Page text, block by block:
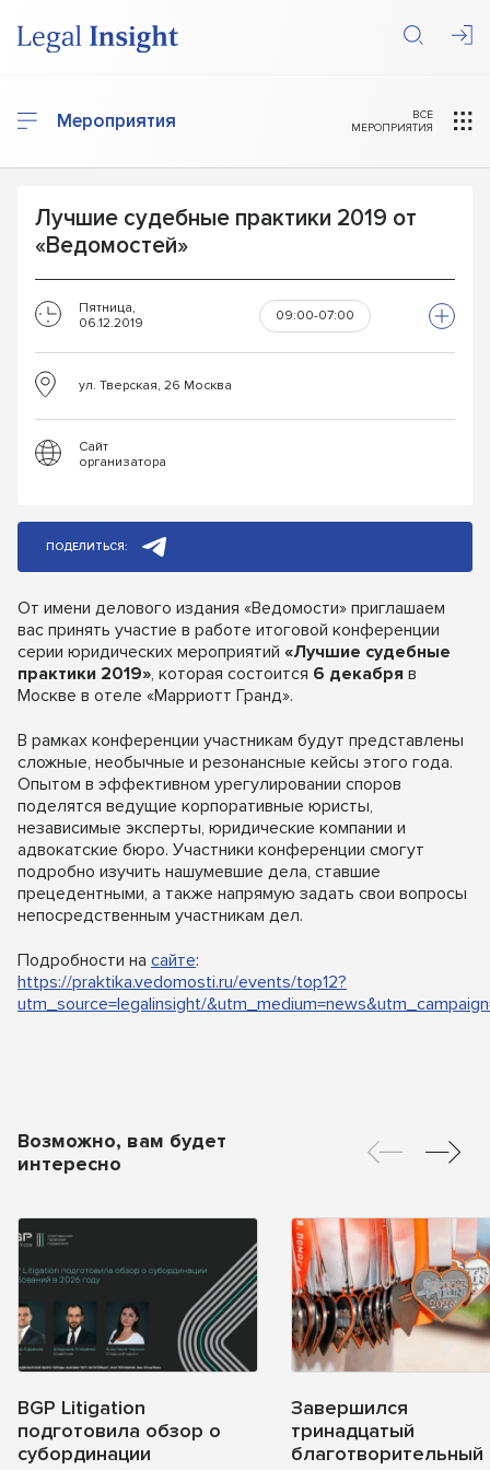
Мероприятия
ВСЕ
МЕРОПРИЯТИЯ
Лучшие судебные практики 2019 от
«Ведомостей»
Пятница,
06.12.2019
09:00-07:00
ул. Тверская, 26 Москва
Сайт
организатора
ПОДЕЛИТЬСЯ:
От имени делового издания «Ведомости» приглашаем
вас принять участие в работе итоговой конференции
серии юридических мероприятий «Лучшие судебные
практики 2019», которая состоится 6 декабря в
Москве в отеле «Марриотт Гранд».
В рамках конференции участникам будут представлены
сложные, необычные и резонансные кейсы этого года.
Опытом в эффективном урегулировании споров
поделятся ведущие корпоративные юристы,
независимые эксперты, юридические компании и
адвокатские бюро. Участники конференции смогут
подробно изучить нашумевшие дела, ставшие
прецедентными, а также напрямую задать свои вопросы
непосредственным участникам дел.
Подробности на сайте:
https://praktika.vedomosti.ru/events/top12?
utm_source=legalinsight/
Возможно, вам будет
интересно
BGP Litigation
подготовила обзор о
субординации
Завершился
тринадцатый
благотворительный